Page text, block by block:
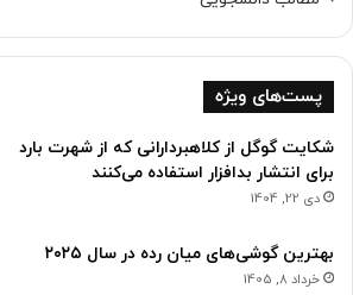
پست‌های ویژه
شکایت گوگل از کلاهبردارانی که از شهرت بارد
برای انتشار بدافزار استفاده می‌کنند
دی 22, 1404
بهترین گوشی‌های میان رده در سال ۲۰۲۵
خرداد 8, 1405